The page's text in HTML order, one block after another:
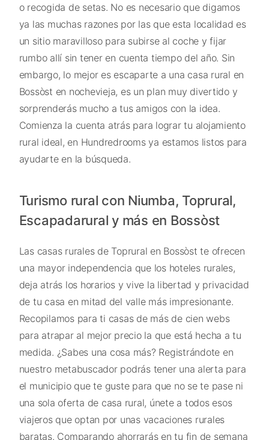
o recogida de setas. No es necesario que digamos
ya las muchas razones por las que esta localidad es
un sitio maravilloso para subirse al coche y fijar
rumbo allí sin tener en cuenta tiempo del año. Sin
embargo, lo mejor es escaparte a una casa rural en
Bossòst en nochevieja, es un plan muy divertido y
sorprenderás mucho a tus amigos con la idea.
Comienza la cuenta atrás para lograr tu alojamiento
rural ideal, en Hundredrooms ya estamos listos para
ayudarte en la búsqueda.
Turismo rural con Niumba, Toprural,
Escapadarural y más en Bossòst
Las casas rurales de Toprural en Bossòst te ofrecen
una mayor independencia que los hoteles rurales,
deja atrás los horarios y vive la libertad y privacidad
de tu casa en mitad del valle más impresionante.
Recopilamos para ti casas de más de cien webs
para atrapar al mejor precio la que está hecha a tu
medida. ¿Sabes una cosa más? Registrándote en
nuestro metabuscador podrás tener una alerta para
el municipio que te guste para que no se te pase ni
una sola oferta de casa rural, únete a todos esos
viajeros que optan por unas vacaciones rurales
baratas. Comparando ahorrarás en tu fin de semana